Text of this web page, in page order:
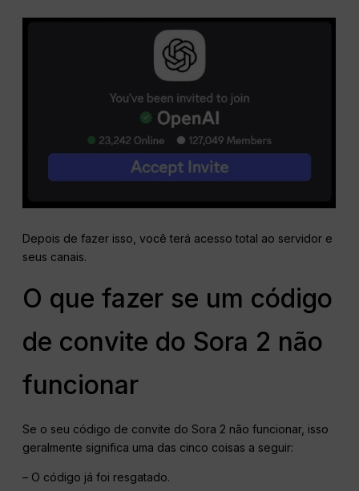
Depois de fazer isso, você terá acesso total ao servidor e
seus canais.
O que fazer se um código
de convite do Sora 2 não
funcionar
Se o seu código de convite do Sora 2 não funcionar, isso
geralmente significa uma das cinco coisas a seguir:
– O código já foi resgatado.